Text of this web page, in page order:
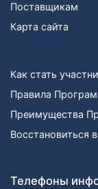
Поставщикам
Карта сайта
Как стать
Правила
Преимущества
Восстановиться
Телефоны